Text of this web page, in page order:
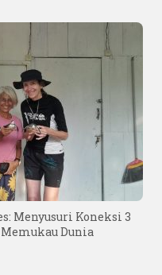
Menyusuri Koneksi 3
Dunia